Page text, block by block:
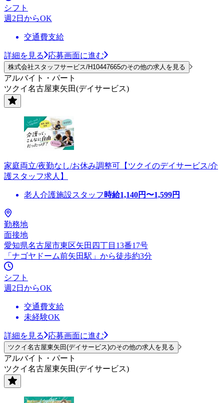
シフト
週2日からOK
交通費支給
詳細を見る 応募画面に進む
株式会社スタッフサービス/H10447665のその他の求人を見る
アルバイト・パート
ツクイ名古屋東矢田(デイサービス)
家庭両立/夜勤なし/お休み調整可【ツクイのデイサービス/介
護スタッフ求人】
老人介護施設スタッフ 時給1,140円〜1,599円
勤務地
面接地
愛知県名古屋市東区矢田四丁目13番17号
「ナゴヤドーム前矢田駅」から徒歩約3分
シフト
週2日からOK
交通費支給
未経験OK
詳細を見る 応募画面に進む
ツクイ名古屋東矢田(デイサービス)のその他の求人を見る
アルバイト・パート
ツクイ名古屋東矢田(デイサービス)